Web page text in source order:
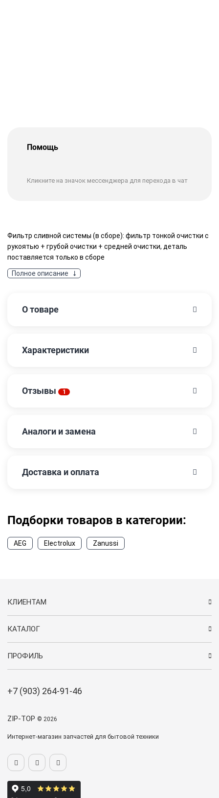
Помощь
Кликните на значок мессенджера для перехода в чат
Фильтр сливной системы (в сборе): фильтр тонкой очистки с
рукоятью + грубой очистки + средней очистки, деталь
поставляется только в сборе
Полное описание
О товаре
Характеристики
Отзывы 1
Аналоги и замена
Доставка и оплата
Подборки товаров в категории:
AEG Electrolux Zanussi
ZIP-TOP © 2026
Интернет-магазин запчастей для бытовой техники
КЛИЕНТАМ
КАТАЛОГ
ПРОФИЛЬ
+7 (903) 264-91-46